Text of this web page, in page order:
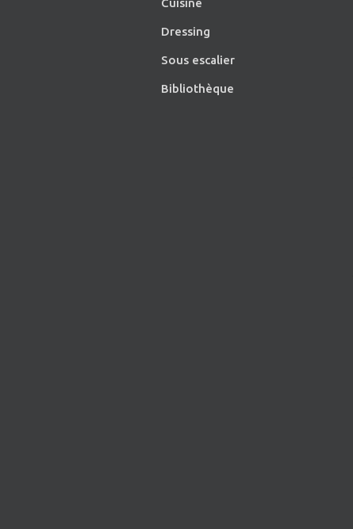
Cuisine
Dressing
Sous escalier
Bibliothèque